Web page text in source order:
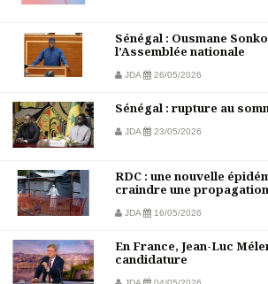
Sénégal : Ousmane
l’Assemblée nationale
JDA 26/05/2026
Sénégal : rupture au
JDA 23/05/2026
RDC : une nouvelle
craindre une
JDA 16/05/2026
En France, Jean-Luc
candidature